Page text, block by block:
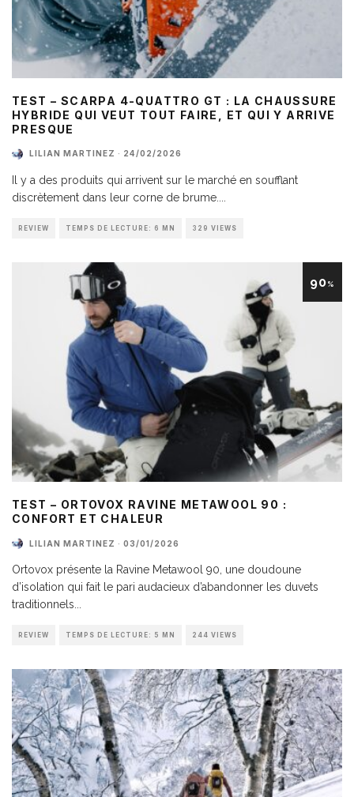
TEST – SCARPA 4-QUATTRO GT : LA CHAUSSURE
HYBRIDE QUI VEUT TOUT FAIRE, ET QUI Y ARRIVE
PRESQUE
LILIAN MARTINEZ · 24/02/2026
Il y a des produits qui arrivent sur le marché en soufflant
discrètement dans leur corne de brume.
REVIEW TEMPS DE LECTURE: 6 MN 329 VIEWS
90%
TEST – ORTOVOX RAVINE METAWOOL 90 :
CONFORT ET CHALEUR
LILIAN MARTINEZ · 03/01/2026
Ortovox présente la Ravine Metawool 90, une doudoune
d’isolation qui fait le pari audacieux d’abandonner les duvets
traditionnels...
REVIEW TEMPS DE LECTURE: 5 MN 244 VIEWS